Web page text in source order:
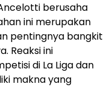
berusaha
ini merupakan
pentingnya bangkit
Reaksi ini
di La Liga dan
makna yang